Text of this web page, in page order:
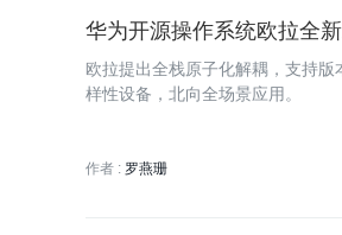
华为开源操作系统欧拉全
欧拉提出全栈原子化解耦，支持
样性设备，北向全场景应用。
作者 : 罗燕珊